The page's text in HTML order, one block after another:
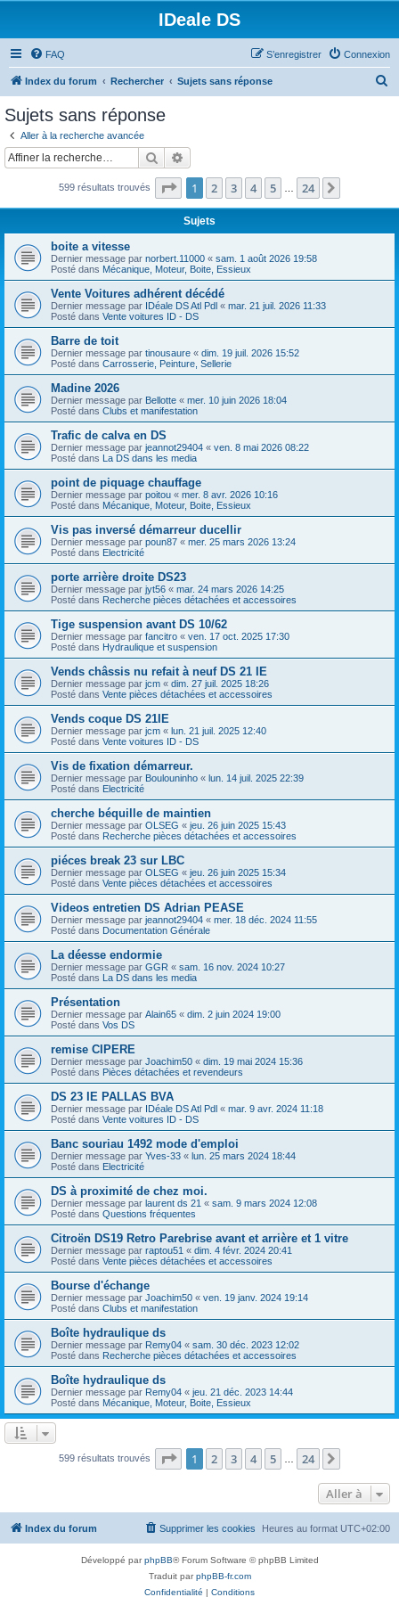
IDeale DS
FAQ Connexion
S’enregistrer
Index du forum Rechercher Sujets sans réponse
c
Sujets sans réponse
Aller à la recherche avancée
Rechercher
599 résultats trouvés Page 1sur24
1 2 3 4 5 24
Sujets
boite a vitesse
Dernier message par norbert.11000 « sam. 1 août 2026 19:58
Posté dans Mécanique, Moteur, Boite, Essieux
Vente Voitures adhérent décédé
Dernier message par IDéale DS Atl Pdl « mar. 21 juil. 2026 11:33
Posté dans Vente voitures ID - DS
Barre de toit
Dernier message par tinousaure « dim. 19 juil. 2026 15:52
Posté dans Carrosserie, Peinture, Sellerie
Madine 2026
Dernier message par Bellotte « mer. 10 juin 2026 18:04
Posté dans Clubs et manifestation
Trafic de calva en DS
Dernier message par jeannot29404 « ven. 8 mai 2026 08:22
Posté dans La DS dans les media
point de piquage chauffage
Dernier message par poitou « mer. 8 avr. 2026 10:16
Posté dans Mécanique, Moteur, Boite, Essieux
Vis pas inversé démarreur ducellir
Dernier message par poun87 « mer. 25 mars 2026 13:24
Posté dans Electricité
porte arrière droite DS23
Dernier message par jyt56 « mar. 24 mars 2026 14:25
Posté dans Recherche pièces détachées et accessoires
Tige suspension avant DS 10/62
Dernier message par fancitro « ven. 17 oct. 2025 17:30
Posté dans Hydraulique et suspension
Vends châssis nu refait à neuf DS 21 IE
Dernier message par jcm « dim. 27 juil. 2025 18:26
Posté dans Vente pièces détachées et accessoires
Vends coque DS 21IE
Dernier message par jcm « lun. 21 juil. 2025 12:40
Posté dans Vente voitures ID - DS
Vis de fixation démarreur.
Dernier message par Boulouninho « lun. 14 juil. 2025 22:39
Posté dans Electricité
cherche béquille de maintien
Dernier message par OLSEG « jeu. 26 juin 2025 15:43
Posté dans Recherche pièces détachées et accessoires
piéces break 23 sur LBC
Dernier message par OLSEG « jeu. 26 juin 2025 15:34
Posté dans Vente pièces détachées et accessoires
Videos entretien DS Adrian PEASE
Dernier message par jeannot29404 « mer. 18 déc. 2024 11:55
Posté dans Documentation Générale
La déesse endormie
Dernier message par GGR « sam. 16 nov. 2024 10:27
Posté dans La DS dans les media
Présentation
Dernier message par Alain65 « dim. 2 juin 2024 19:00
Posté dans Vos DS
remise CIPERE
Dernier message par Joachim50 « dim. 19 mai 2024 15:36
Posté dans Pièces détachées et revendeurs
DS 23 IE PALLAS BVA
Dernier message par IDéale DS Atl Pdl « mar. 9 avr. 2024 11:18
Posté dans Vente voitures ID - DS
Banc souriau 1492 mode d'emploi
Dernier message par Yves-33 « lun. 25 mars 2024 18:44
Posté dans Electricité
DS à proximité de chez moi.
Dernier message par laurent ds 21 « sam. 9 mars 2024 12:08
Posté dans Questions fréquentes
Citroën DS19 Retro Parebrise avant et arrière et 1 vitre
Dernier message par raptou51 « dim. 4 févr. 2024 20:41
Posté dans Vente pièces détachées et accessoires
Bourse d'échange
Dernier message par Joachim50 « ven. 19 janv. 2024 19:14
Posté dans Clubs et manifestation
Boîte hydraulique ds
Dernier message par Remy04 « sam. 30 déc. 2023 12:02
Posté dans Recherche pièces détachées et accessoires
Boîte hydraulique ds
Dernier message par Remy04 « jeu. 21 déc. 2023 14:44
Posté dans Mécanique, Moteur, Boite, Essieux
599 résultats trouvés Page 1sur24
1 2 3 4 5 24
Aller à
Index du forum Heures au format UTC+02:00
Supprimer les cookies
Développé parphpBB® Forum Software © phpBB Limited
Traduit parphpBB-fr.com
Confidentialité | Conditions